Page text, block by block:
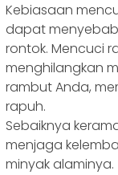
Kebiasaan
dapat
rontok. Mencuci
menghilangkan
rambut Anda,
rapuh.
Sebaiknya
menjaga
minyak alaminya.